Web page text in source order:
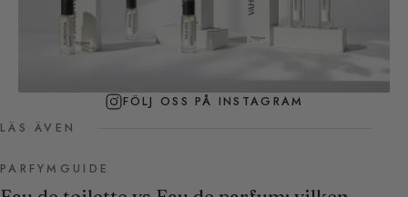
FÖLJ OSS PÅ INSTAGRAM
LÄS ÄVEN
PARFYMGUIDE